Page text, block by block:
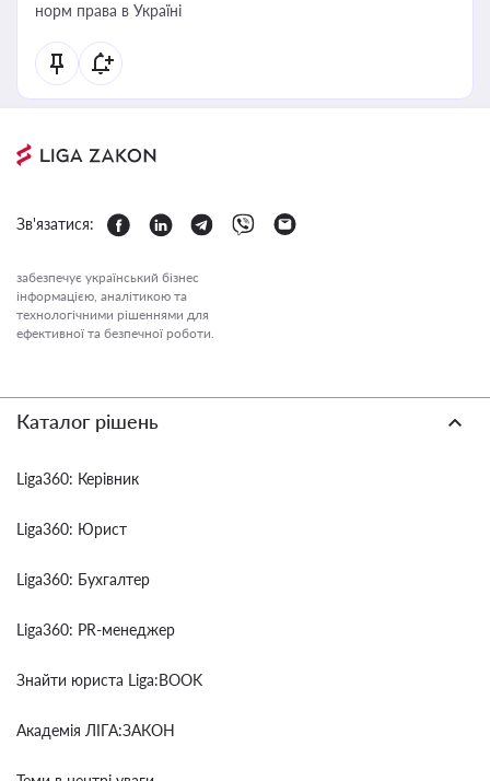
норм права в Україні
Зв'язатися:
забезпечує український бізнес
інформацією, аналітикою та
технологічними рішеннями для
ефективної та безпечної роботи.
Каталог рішень
Liga360: Керівник
Liga360: Юрист
Liga360: Бухгалтер
Liga360: PR-менеджер
Знайти юриста Liga:BOOK
Академія ЛІГА:ЗАКОН